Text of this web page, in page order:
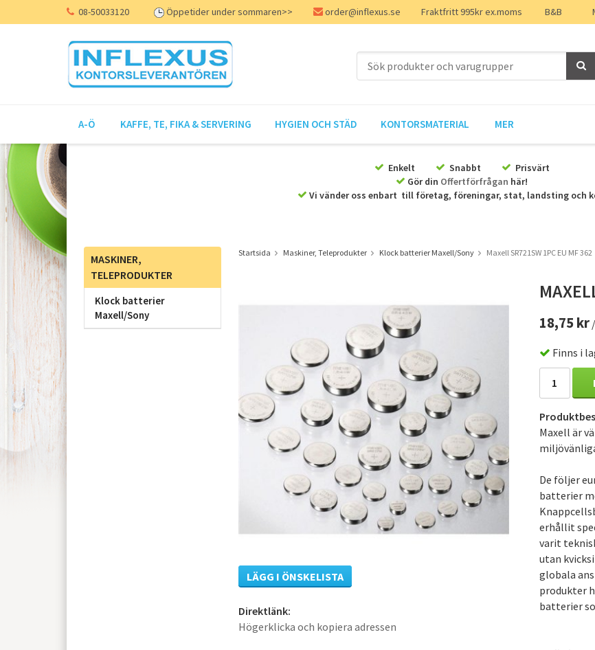
08-50033120 Öppetider under sommaren>> order@inflexus.se Fraktfritt 995kr ex.moms B&B
A-Ö KAFFE, TE, FIKA & SERVERING HYGIEN OCH STÄD KONTORSMATERIAL MER
Enkelt Snabbt
Prisvärt
Gör din Offertförfrågan här!
Vi vänder oss enbart till företag, föreningar, stat, landsting och
MASKINER,
TELEPRODUKTER
Klock batterier
Maxell/Sony
Startsida Maskiner, Teleprodukter Klock batterier Maxell/Sony Maxell SR721SW 1PC EU MF 362
18,75 kr/
Finns i
Maxell är
De följer
batterier
erhållit
varit
utan
globala
produkter
batterier
LÄGG I ÖNSKELISTA
Direktlänk:
Högerklicka och kopiera adressen